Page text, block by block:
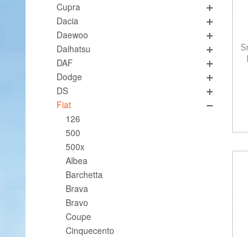
Cupra
Dacia
Daewoo
Daihatsu
DAF
Dodge
DS
Fiat
126
500
500x
Albea
Barchetta
Brava
Bravo
Coupe
Cinquecento